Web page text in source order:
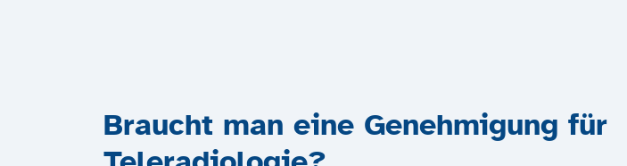
Braucht man eine Genehmigung für